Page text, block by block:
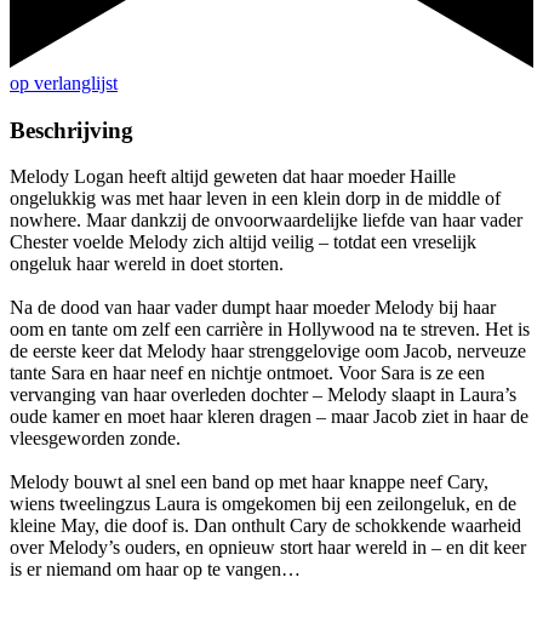
op verlanglijst
Beschrijving
Melody Logan heeft altijd geweten dat haar moeder Haille
ongelukkig was met haar leven in een klein dorp in de middle of
nowhere. Maar dankzij de onvoorwaardelijke liefde van haar vader
Chester voelde Melody zich altijd veilig – totdat een vreselijk
ongeluk haar wereld in doet storten.
Na de dood van haar vader dumpt haar moeder Melody bij haar
oom en tante om zelf een carrière in Hollywood na te streven. Het is
de eerste keer dat Melody haar strenggelovige oom Jacob, nerveuze
tante Sara en haar neef en nichtje ontmoet. Voor Sara is ze een
vervanging van haar overleden dochter – Melody slaapt in Laura’s
oude kamer en moet haar kleren dragen – maar Jacob ziet in haar de
vleesgeworden zonde.
Melody bouwt al snel een band op met haar knappe neef Cary,
wiens tweelingzus Laura is omgekomen bij een zeilongeluk, en de
kleine May, die doof is. Dan onthult Cary de schokkende waarheid
over Melody’s ouders, en opnieuw stort haar wereld in – en dit keer
is er niemand om haar op te vangen…